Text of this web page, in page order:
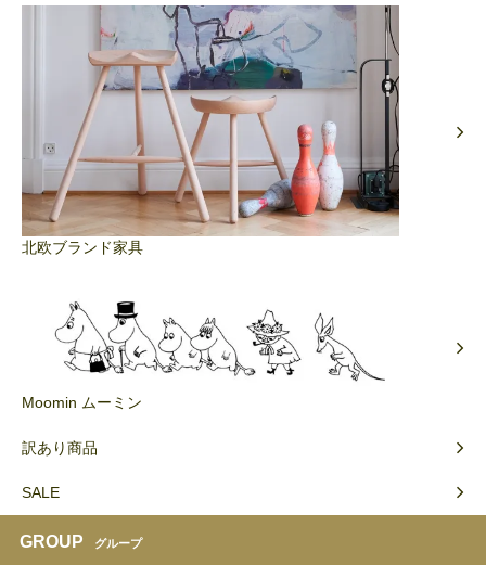
北欧ブランド家具
Moomin ムーミン
訳あり商品
SALE
GROUP グループ